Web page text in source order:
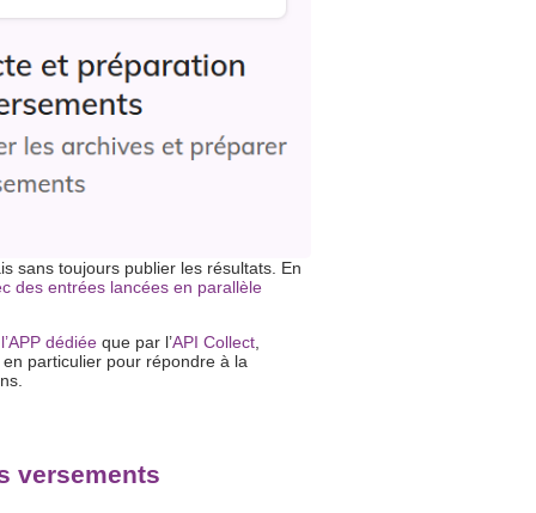
sans toujours publier les résultats. En
des entrées lancées en parallèle
dédiée que par l’API Collect
particulier pour répondre à la
versements